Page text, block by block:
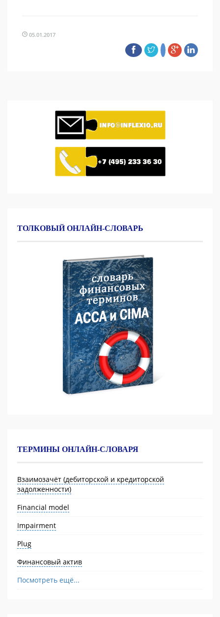
05.01.2017
ТОЛКОВЫЙ ОНЛАЙН-СЛОВАРЬ
ТЕРМИНЫ ОНЛАЙН-СЛОВАРЯ
Взаимозачёт (дебиторской и кредиторской
задолженности)
Financial model
Impairment
Plug
Финансовый актив
Посмотреть ещё...